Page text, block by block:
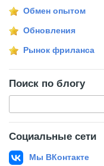
Обмен опытом
Обновления
Рынок фриланса
Поиск по блогу
Социальные сети
Мы ВКонтакте